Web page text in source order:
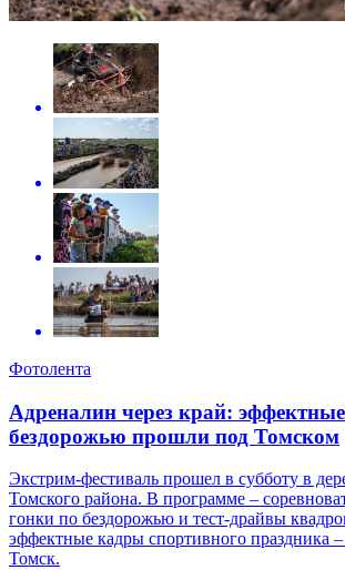
Фотолента
Адреналин через край:
бездорожью прошли под Томском
Экстрим-фестиваль прошел в субботу в
Томского района. В программе –
гонки по бездорожью и тест-драйвы
эффектные кадры спортивного праздника
Томск.